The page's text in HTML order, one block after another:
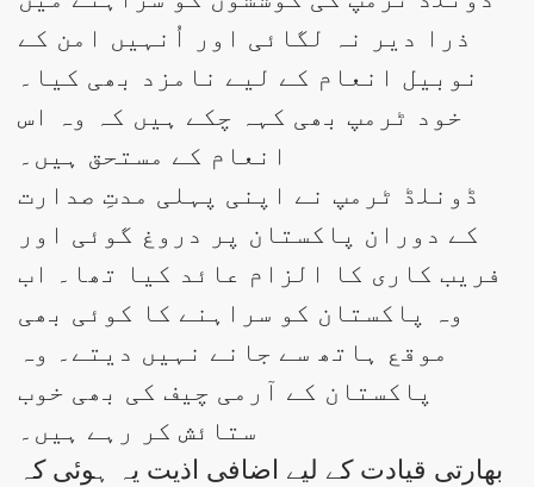
ذرا دیر نہ لگائی اور اُنہیں امن کے
نوبیل انعام کے لیے نامزد بھی کیا۔
خود ٹرمپ بھی کہہ چکے ہیں کہ وہ اس
انعام کے مستحق ہیں۔
ڈونلڈ ٹرمپ نے اپنی پہلی مدتِ صدارت
کے دوران پاکستان پر دروغ گوئی اور
فریب کاری کا الزام عائد کیا تھا۔ اب
وہ پاکستان کو سراہنے کا کوئی بھی
موقع ہاتھ سے جانے نہیں دیتے۔ وہ
پاکستان کے آرمی چیف کی بھی خوب
ستائش کر رہے ہیں۔
بھارتی قیادت کے لیے اضافی اذیت یہ ہوئی کہ